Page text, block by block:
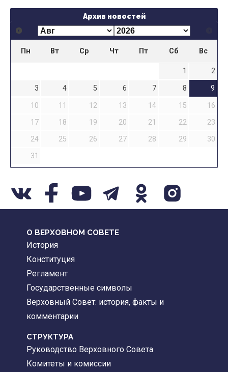
Архив новостей
Пн Вт Ср Чт Пт Сб Вс
1
2
3
4 5 6 7 8
9
10
11 12 13 14 15
16
17
18 19 20 21 22
23
24
25 26 27 28 29
30
31
О ВЕРХОВНОМ СОВЕТЕ
История
Конституция
Регламент
Государственные символы
Верховный Совет: история, факты и
комментарии
CТРУКТУРА
Руководство Верховного Совета
Комитеты и комиссии